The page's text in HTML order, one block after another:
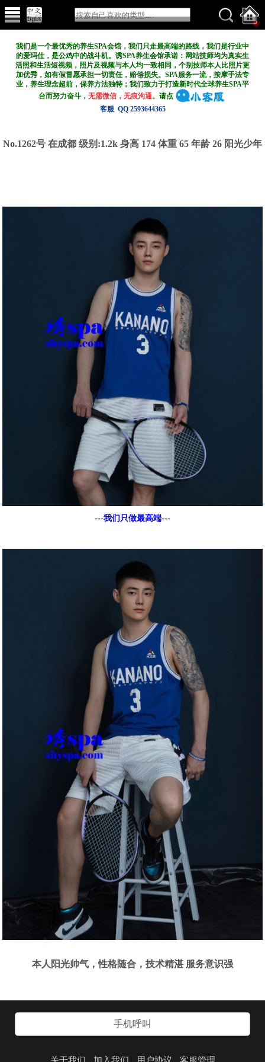
我们是一个最优秀的养生SPA会馆，我们只走最高端的路线，我们是行业中
的爱玛仕，是公鸡中的战斗机。诱SPA养生会馆承诺：网站技师均为真实生
活照和生活短视频，照片及视频与本人均一致相同，个别技师本人比照片更
加优秀，如有假冒愿承担一切责任，赔偿损失。SPA服务一流，按摩手法专
业，养生理念超前，保养方法独特；我们致力于打造新时代全球养生SPA平
台而努力奋斗，无需微信，无痕沟通。请点
客服 QQ 2593644365
No.1262号 在成都 级别:1.2k 身高 174 体重 65 年龄 26 阳光少年
---我们只做最高端---
本人阳光帅气，性格随合，技术精湛 服务意识强
手机呼叫
关于我们 加入我们 用户协议 客服管理